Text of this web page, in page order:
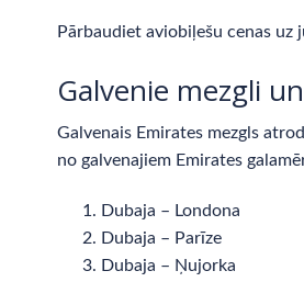
Pārbaudiet aviobiļešu cenas uz
Galvenie mezgli
Galvenais Emirates mezgls
no galvenajiem Emirates
Dubaja – Londona
Dubaja – Parīze
Dubaja – Ņujorka